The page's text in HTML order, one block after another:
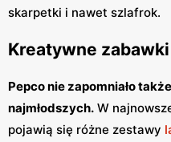
skarpetki i nawet szlafrok.
Kreatywne
Pepco nie zapomniało
najmłodszych. W
pojawią się różne zestawy